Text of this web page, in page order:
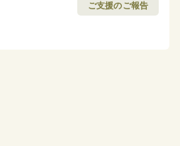
ご支援のご報告